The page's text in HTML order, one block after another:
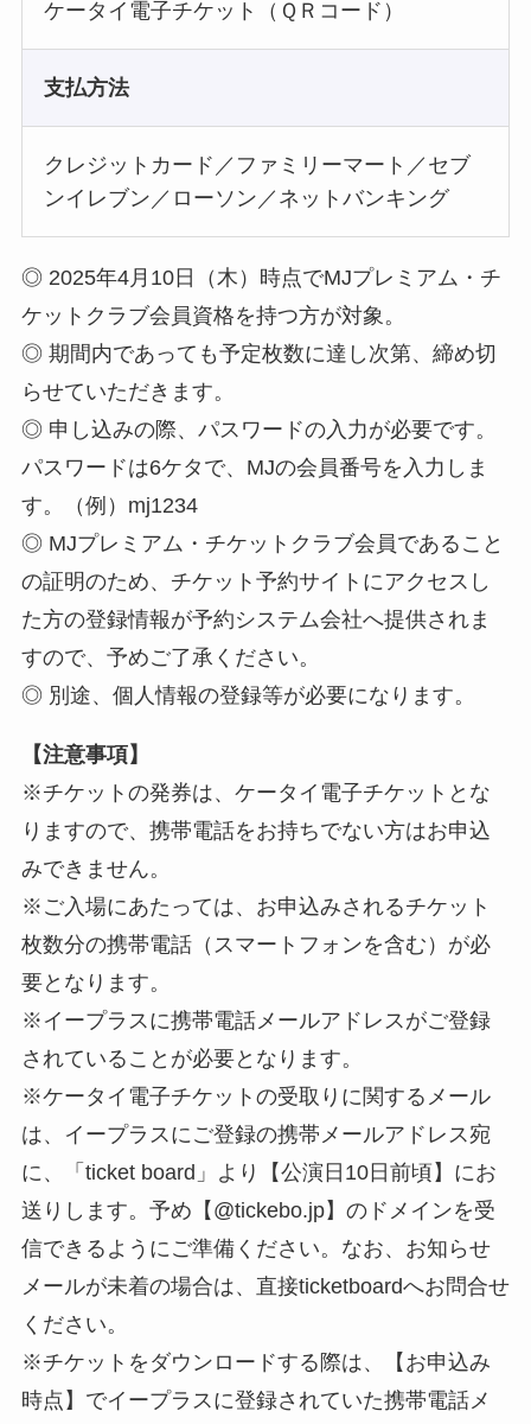
ケータイ電子チケット（ＱＲコード）
支払方法
クレジットカード／ファミリーマート／セブ
ンイレブン／ローソン／ネットバンキング
◎ 2025年4月10日（木）時点でMJプレミアム・チ
ケットクラブ会員資格を持つ方が対象。
◎ 期間内であっても予定枚数に達し次第、締め切
らせていただきます。
◎ 申し込みの際、パスワードの入力が必要です。
パスワードは6ケタで、MJの会員番号を入力しま
す。（例）mj1234
◎ MJプレミアム・チケットクラブ会員であること
の証明のため、チケット予約サイトにアクセスし
た方の登録情報が予約システム会社へ提供されま
すので、予めご了承ください。
◎ 別途、個人情報の登録等が必要になります。
【注意事項】
※チケットの発券は、ケータイ電子チケットとな
りますので、携帯電話をお持ちでない方はお申込
みできません。
※ご入場にあたっては、お申込みされるチケット
枚数分の携帯電話（スマートフォンを含む）が必
要となります。
※イープラスに携帯電話メールアドレスがご登録
されていることが必要となります。
※ケータイ電子チケットの受取りに関するメール
は、イープラスにご登録の携帯メールアドレス宛
に、「ticket board」より【公演日10日前頃】にお
送りします。予め【@tickebo.jp】のドメインを受
信できるようにご準備ください。なお、お知らせ
メールが未着の場合は、直接ticketboardへお問合せ
ください。
※チケットをダウンロードする際は、【お申込み
時点】でイープラスに登録されていた携帯電話メ